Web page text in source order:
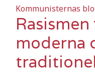
Kommunisternas
moderna